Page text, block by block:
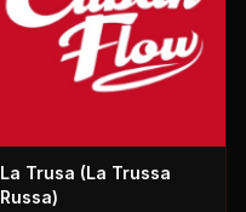
La Trusa (La Trussa
Russa)